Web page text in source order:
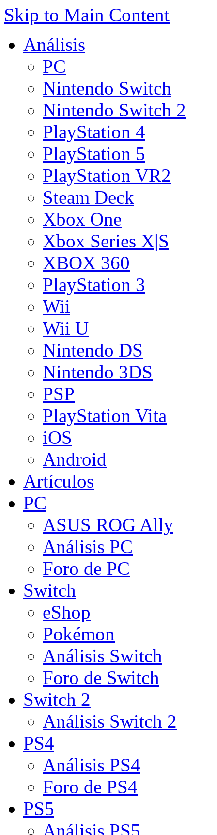
Skip to Main Content
Análisis
PC
Nintendo Switch
Nintendo Switch 2
PlayStation 4
PlayStation 5
PlayStation VR2
Steam Deck
Xbox One
Xbox Series X|S
XBOX 360
PlayStation 3
Wii
Wii U
Nintendo DS
Nintendo 3DS
PSP
PlayStation Vita
iOS
Android
Artículos
PC
ASUS ROG Ally
Análisis PC
Foro de PC
Switch
eShop
Pokémon
Análisis Switch
Foro de Switch
Switch 2
Análisis Switch 2
PS4
Análisis PS4
Foro de PS4
PS5
Análisis PS5